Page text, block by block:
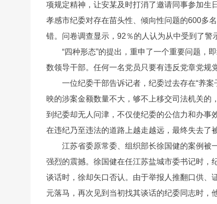
项规定精神，让安某及时打消了邀请同事参加生
孝感市纪委对存在苗头性、倾向性问题的600多
错。问卷调查显示，92％的人认为从中受到了警
“四种形态”的提出，重申了一个重要问题，
数领导干部。任何一名党员只要有违反党章党规
一位纪委干部告诉记者，纪委过去存在“养
映的涉案金额数量不大，够不上移交司法机关的
到纪委却无人问津，不仅使纪委的公信力和办事
在违纪乃至违法的道路上越走越远，最终失去了
江苏省委原常委、组织部长徐国健的案例被
强烈的震撼。徐国健在任江苏盐城市委书记时，
谈话时，徐却矢口否认。由于举报人推翻口供、
元落马，再次见到当初找其谈话的纪委同志时